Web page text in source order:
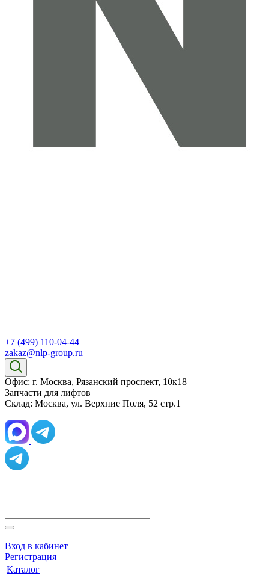
+7 (499) 110-04-44
zakaz@nlp-group.ru
Офис: г. Москва, Рязанский проспект, 10к18
Запчасти для лифтов
Склад: Москва, ул. Верхние Поля, 52 стр.1
Вход в кабинет
Регистрация
Каталог